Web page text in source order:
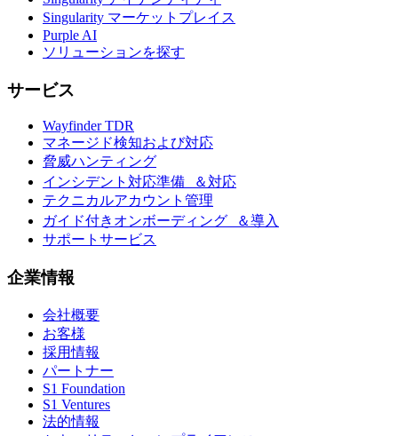
Singularity マーケットプレイス
Purple AI
ソリューションを探す
サービス
Wayfinder TDR
マネージド検知および対応
脅威ハンティング
インシデント対応準備 ＆対応
テクニカルアカウント管理
ガイド付きオンボーディング ＆導入
サポートサービス
企業情報
会社概要
お客様
採用情報
パートナー
S1 Foundation
S1 Ventures
法的情報